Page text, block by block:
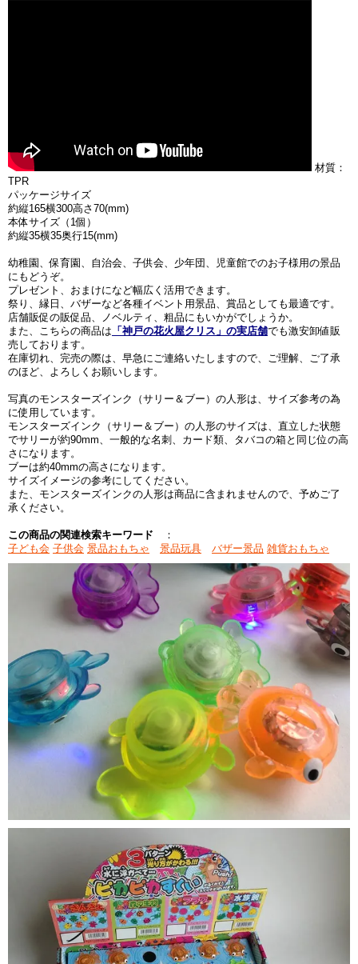
材質：
TPR
パッケージサイズ
約縦165横300高さ70(mm)
本体サイズ（1個）
約縦35横35奥行15(mm)
幼稚園、保育園、自治会、子供会、少年団、児童館でのお子様用の景品
にもどうぞ。
プレゼント、おまけになど幅広く活用できます。
祭り、縁日、バザーなど各種イベント用景品、賞品としても最適です。
店舗販促の販促品、ノベルティ、粗品にもいかがでしょうか。
また、こちらの商品は 「神戸の花火屋クリス」の実店舗でも激安卸値販
売しております。
在庫切れ、完売の際は、早急にご連絡いたしますので、ご理解、ご了承
のほど、よろしくお願いします。
写真のモンスターズインク（サリー＆ブー）の人形は、サイズ参考の為
に使用しています。
モンスターズインク（サリー＆ブー）の人形のサイズは、直立した状態
でサリーが約90mm、一般的な名刺、カード類、タバコの箱と同じ位の高
さになります。
ブーは約40mmの高さになります。
サイズイメージの参考にしてください。
また、モンスターズインクの人形は商品に含まれませんので、予めご了
承ください。
この商品の関連検索キーワード
：
子ども会 子供会 景品おもちゃ 景品玩具 バザー景品 雑貨おもちゃ